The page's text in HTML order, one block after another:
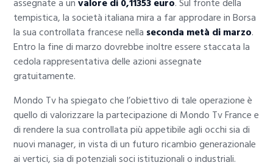
assegnate a unvalore di 0,11353 euro. Sul fronte della
tempistica, la società italiana mira a far approdare in Borsa
la sua controllata francese nella seconda metà di marzo.
Entro la fine di marzo dovrebbe inoltre essere staccata la
cedola rappresentativa delle azioni assegnate
gratuitamente.
Mondo Tv ha spiegato che l’obiettivo di tale operazione è
quello di valorizzare la partecipazione di Mondo Tv France e
di rendere la sua controllata più appetibile agli occhi sia di
nuovi manager, in vista di un futuro ricambio generazionale
ai vertici, sia di potenziali soci istituzionali o industriali.